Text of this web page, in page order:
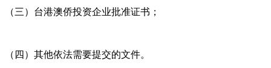
（三）台港澳侨投资企业批准证书；
（四）其他依法需要提交的文件。